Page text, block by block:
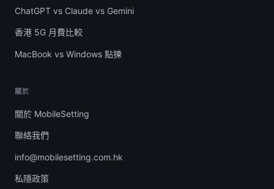
ChatGPT vs Claude vs Gemini
香港 5G 月費比較
MacBook vs Windows 點揀
關於
關於 MobileSetting
聯絡我們
info@mobilesetting.com.hk
私隱政策